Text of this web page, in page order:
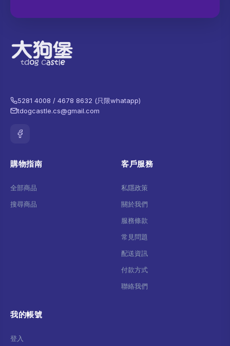
5281 4008 / 4678 8632 (只限whatapp)
tdogcastle.cs@gmail.com
購物指南
全部商品
搜尋商品
客戶服務
私隱政策
關於我們
服務條款
常見問題
配送資訊
付款方式
聯絡我們
我的帳號
登入